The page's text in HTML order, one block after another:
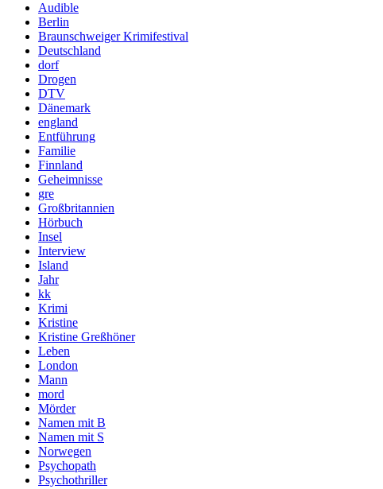
Audible
Berlin
Braunschweiger Krimifestival
Deutschland
dorf
Drogen
DTV
Dänemark
england
Entführung
Familie
Finnland
Geheimnisse
gre
Großbritannien
Hörbuch
Insel
Interview
Island
Jahr
kk
Krimi
Kristine
Kristine Greßhöner
Leben
London
Mann
mord
Mörder
Namen mit B
Namen mit S
Norwegen
Psychopath
Psychothriller